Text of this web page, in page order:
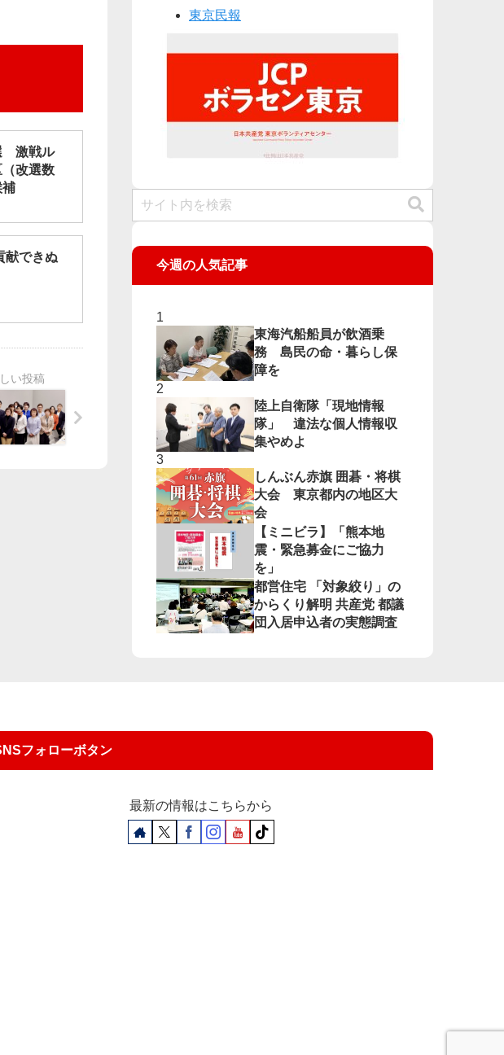
激戦ル
改選数
献できぬ
東京民報
今週の人気記事
東海汽船船員が飲酒乗
務 島民の命・暮らし保
障を
陸上自衛隊「現地情報
隊」 違法な個人情報収
集やめよ
しんぶん赤旗 囲碁・将棋
大会 東京都内の地区大
会
【ミニビラ】「熊本地
震・緊急募金にご協力
を」
都営住宅 「対象絞り」の
からくり解明 共産党 都議
団入居申込者の実態調査
フォローボタン
最新の情報はこちらから